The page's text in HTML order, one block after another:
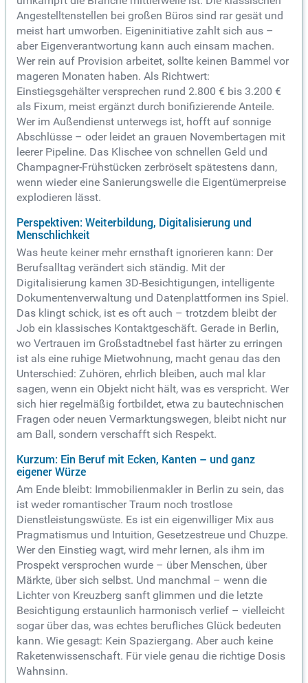
Angestelltenstellen bei großen Büros sind rar gesät und
meist hart umworben. Eigeninitiative zahlt sich aus –
aber Eigenverantwortung kann auch einsam machen.
Wer rein auf Provision arbeitet, sollte keinen Bammel vor
mageren Monaten haben. Als Richtwert:
Einstiegsgehälter versprechen rund 2.800 € bis 3.200 €
als Fixum, meist ergänzt durch bonifizierende Anteile.
Wer im Außendienst unterwegs ist, hofft auf sonnige
Abschlüsse – oder leidet an grauen Novembertagen mit
leerer Pipeline. Das Klischee von schnellen Geld und
Champagner-Frühstücken zerbröselt spätestens dann,
wenn wieder eine Sanierungswelle die Eigentümerpreise
explodieren lässt.
Perspektiven: Weiterbildung, Digitalisierung und
Menschlichkeit
Was heute keiner mehr ernsthaft ignorieren kann: Der
Berufsalltag verändert sich ständig. Mit der
Digitalisierung kamen 3D-Besichtigungen, intelligente
Dokumentenverwaltung und Datenplattformen ins Spiel.
Das klingt schick, ist es oft auch – trotzdem bleibt der
Job ein klassisches Kontaktgeschäft. Gerade in Berlin,
wo Vertrauen im Großstadtnebel fast härter zu erringen
ist als eine ruhige Mietwohnung, macht genau das den
Unterschied: Zuhören, ehrlich bleiben, auch mal klar
sagen, wenn ein Objekt nicht hält, was es verspricht. Wer
sich hier regelmäßig fortbildet, etwa zu bautechnischen
Fragen oder neuen Vermarktungswegen, bleibt nicht nur
am Ball, sondern verschafft sich Respekt.
Kurzum: Ein Beruf mit Ecken, Kanten – und ganz
eigener Würze
Am Ende bleibt: Immobilienmakler in Berlin zu sein, das
ist weder romantischer Traum noch trostlose
Dienstleistungswüste. Es ist ein eigenwilliger Mix aus
Pragmatismus und Intuition, Gesetzestreue und Chuzpe.
Wer den Einstieg wagt, wird mehr lernen, als ihm im
Prospekt versprochen wurde – über Menschen, über
Märkte, über sich selbst. Und manchmal – wenn die
Lichter von Kreuzberg sanft glimmen und die letzte
Besichtigung erstaunlich harmonisch verlief – vielleicht
sogar über das, was echtes berufliches Glück bedeuten
kann. Wie gesagt: Kein Spaziergang. Aber auch keine
Raketenwissenschaft. Für viele genau die richtige Dosis
Wahnsinn.